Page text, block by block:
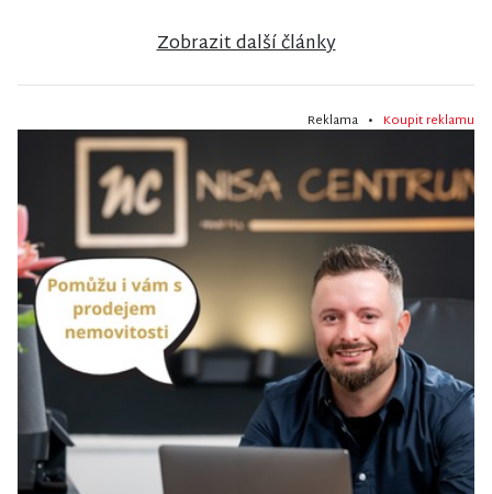
Zobrazit další články
Reklama • Koupit reklamu